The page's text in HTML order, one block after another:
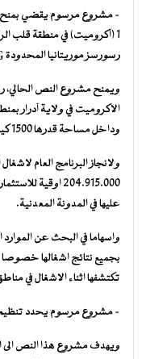
1 (آكروميت) في منطقة قلب
رسورسز موريتانيا المحدودة LMRMG.
ويمنح مشروع النص
الاكروميت في ولاية آدرار
وداخل مساحة قدرها 1500 كيلومتر مربع.
ولانجاز البرنامج العام
204.915.000
عليها في المدونة المعدنية.
واسهاما في البحث عن الموارد
بجميع نتائج اشغالها خصوصا
تكتشفها اثناء الاشغال في
– مشروع مرسوم يحدد
ويهدف مشروع هذا النص الى